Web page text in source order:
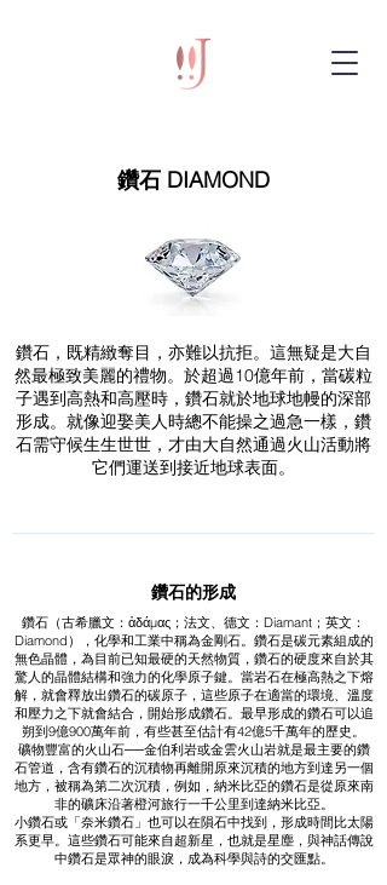
鑽石 DIAMOND
鑽石，既精緻奪目，亦難以抗拒。這無疑是大自
然最極致美麗的禮物。於超過10億年前，當碳粒
子遇到高熱和高壓時，鑽石就於地球地幔的深部
形成。就像迎娶美人時總不能操之過急一樣，鑽
石需守候生生世世，才由大自然通過火山活動將
它們運送到接近地球表面。
鑽石的形成
鑽石（古希臘文：ἀδάμας；法文、德文：Diamant；英文：
Diamond），化學和工業中稱為金剛石。鑽石是碳元素組成的
無色晶體，為目前已知最硬的天然物質，鑽石的硬度來自於其
驚人的晶體結構和強力的化學原子鍵。當岩石在極高熱之下熔
解，就會釋放出鑽石的碳原子，這些原子在適當的環境、溫度
和壓力之下就會結合，開始形成鑽石。最早形成的鑽石可以追
朔到9億900萬年前，有些甚至估計有42億5千萬年的歷史。
礦物豐富的火山石──金伯利岩或金雲火山岩就是最主要的鑽
石管道，含有鑽石的沉積物再離開原來沉積的地方到達另一個
地方，被稱為第二次沉積，例如，納米比亞的鑽石是從原來南
非的礦床沿著橙河旅行一千公里到達納米比亞。
小鑽石或「奈米鑽石」也可以在隕石中找到，形成時間比太陽
系更早。這些鑽石可能來自超新星，也就是星塵，與神話傳說
中鑽石是眾神的眼淚，成為科學與詩的交匯點。